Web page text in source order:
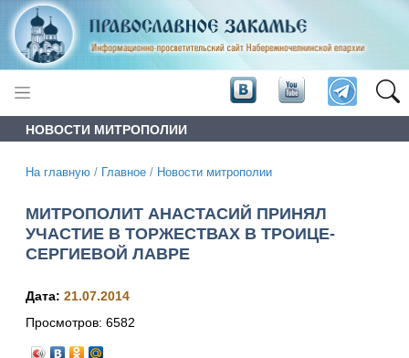
НОВОСТИ МИТРОПОЛИИ
На главную / Главное / Новости митрополии
МИТРОПОЛИТ АНАСТАСИЙ ПРИНЯЛ
УЧАСТИЕ В ТОРЖЕСТВАХ В ТРОИЦЕ-
СЕРГИЕВОЙ ЛАВРЕ
Дата: 21.07.2014
Просмотров: 6582